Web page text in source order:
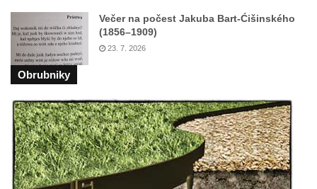
Vodotrysk Vodník v jezírku u promenády
města Bad Homburgu v Mariánských
Lázních
Kašna v parku lázní Evženie v Klášterci nad
Kašna na náměstí Míru ve Šluknově
Kašna na Palackého náměstí v Kralupech
nad Vltavou
Kašna se sochou Voda u Palackého ulice v
Večer na počest Jakuba Bart-Ćišinského
(1856–1909)
23. 7. 2026
Obrubniky